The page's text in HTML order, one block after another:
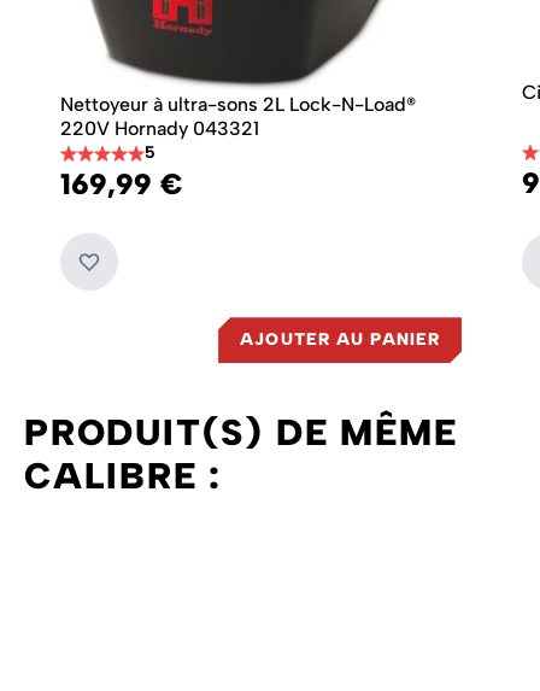
Nettoyeur à ultra-sons 2L Lock-N-Load®
220V Hornady 043321
5
169,99 €
AJOUTER AU PANIER
PRODUIT(S) DE MÊME
CALIBRE :